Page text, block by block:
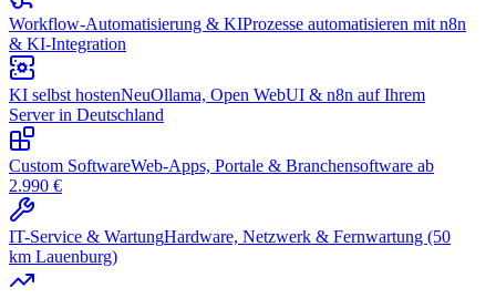
Workflow-Automatisierung & KIProzesse automatisieren mit n8n
& KI-Integration
KI selbst hostenNeuOllama, Open WebUI & n8n auf Ihrem
Server in Deutschland
Custom SoftwareWeb-Apps, Portale & Branchensoftware ab
2.990 €
IT-Service & WartungHardware, Netzwerk & Fernwartung (50
km Lauenburg)